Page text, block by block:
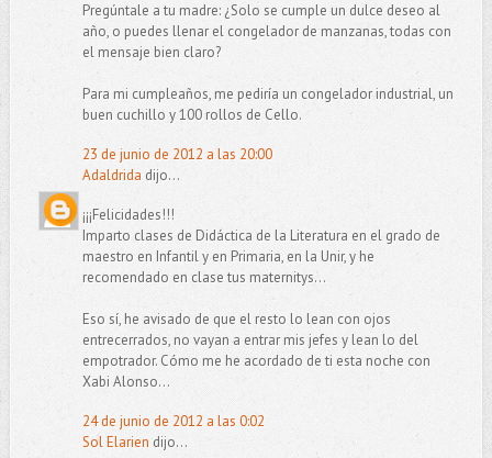
Pregúntale a tu madre: ¿Solo se cumple un dulce deseo al
año, o puedes llenar el congelador de manzanas, todas con
el mensaje bien claro?
Para mi cumpleaños, me pediría un congelador industrial, un
buen cuchillo y 100 rollos de Cello.
23 de junio de 2012 a las 20:00
Adaldrida dijo...
¡¡¡Felicidades!!!
Imparto clases de Didáctica de la Literatura en el grado de
maestro en Infantil y en Primaria, en la Unir, y he
recomendado en clase tus maternitys...
Eso sí, he avisado de que el resto lo lean con ojos
entrecerrados, no vayan a entrar mis jefes y lean lo del
empotrador. Cómo me he acordado de ti esta noche con
Xabi Alonso...
24 de junio de 2012 a las 0:02
Sol Elariendijo...